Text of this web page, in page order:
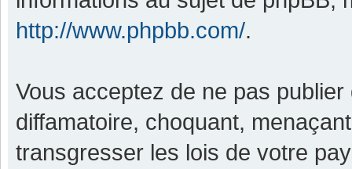
http://www.phpbb.com/.
Vous acceptez de ne pas
diffamatoire, choquant,
transgresser les lois de votre